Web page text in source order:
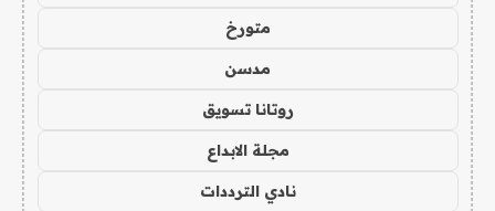
متورخ
مدسن
روتانا تسويق
مجلة الابداع
نادي الترددات